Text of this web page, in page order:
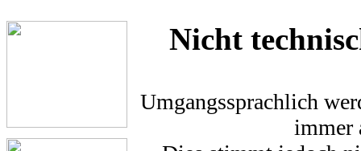
Nicht
Umgangssprachlich
immer